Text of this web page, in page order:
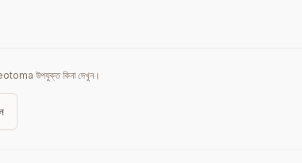
উপযুক্ত কিনা দেখুন।